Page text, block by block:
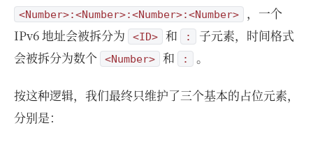
<Number>:<Number>:<Number>:<Number>
，一个
IPv6 地址会被拆分为
<ID> 和 :
子元素，时间格式
会被拆分为数个
<Number> 和 : 。
按这种逻辑，我们最终只维护了三个基本的占位元素，
分别是：